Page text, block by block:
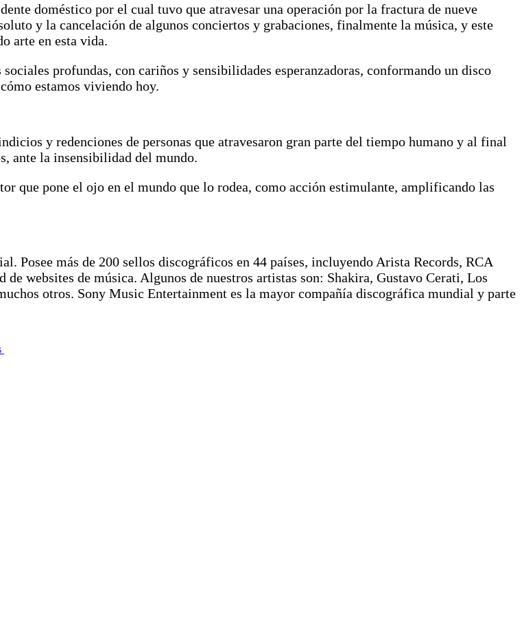
doméstico por el cual tuvo que atravesar una operación por la fractura de nueve
y la cancelación de algunos conciertos y grabaciones, finalmente la música, y este
arte en esta vida.
profundas, con cariños y sensibilidades esperanzadoras, conformando un disco
estamos viviendo hoy.
y redenciones de personas que atravesaron gran parte del tiempo humano y al final
ante la insensibilidad del mundo.
que pone el ojo en el mundo que lo rodea, como acción estimulante, amplificando las
Posee más de 200 sellos discográficos en 44 países, incluyendo Arista Records, RCA
websites de música. Algunos de nuestros artistas son: Shakira, Gustavo Cerati, Los
otros. Sony Music Entertainment es la mayor compañía discográfica mundial y parte